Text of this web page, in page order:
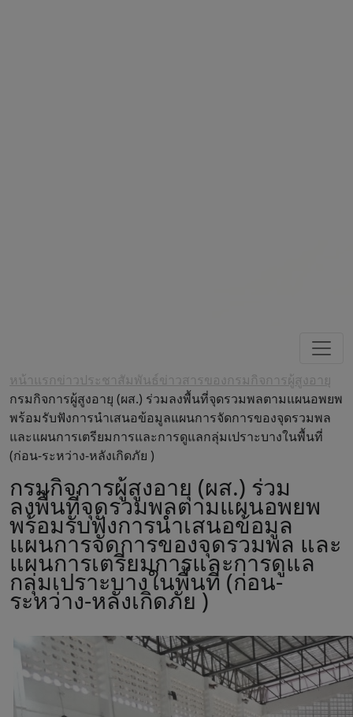
หน้าแรกข่าวประชาสัมพันธ์ข่าวสารของกรมกิจการผู้สูงอายุ
กรมกิจการผู้สูงอายุ (ผส.) ร่วมลงพื้นที่จุดรวมพลตามแผนอพยพ
พร้อมรับฟังการนำเสนอข้อมูลแผนการจัดการของจุดรวมพล
และแผนการเตรียมการและการดูแลกลุ่มเปราะบางในพื้นที่
(ก่อน-ระหว่าง-หลังเกิดภัย )
กรมกิจการผู้สูงอายุ (ผส.) ร่วม
ลงพื้นที่จุดรวมพลตามแผนอพยพ
พร้อมรับฟังการนำเสนอข้อมูล
แผนการจัดการของจุดรวมพล และ
แผนการเตรียมการและการดูแล
กลุ่มเปราะบางในพื้นที่ (ก่อน-
ระหว่าง-หลังเกิดภัย )